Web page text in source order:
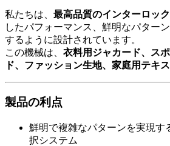
私たちは、 最高品質のインターロッ
したパフォーマンス、鮮明なパター
するように設計されています。
この機械は、 衣料用ジャカード、ス
ド、ファッション生地、家庭用テキ
製品の利点
鮮明で複雑なパターンを実現す
択システム